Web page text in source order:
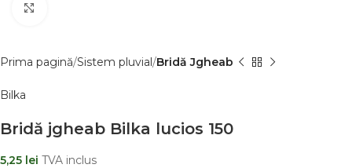
Prima pagină Sistem pluvial Bridă Jgheab
Bilka
Bridă jgheab Bilka lucios 150
5,25 lei TVA inclus